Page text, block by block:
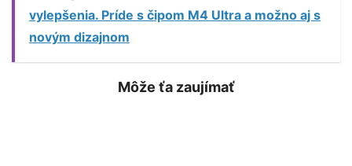
vylepšenia. Príde s čipom M4 Ultra a možno aj s
novým dizajnom
Môže ťa zaujímať